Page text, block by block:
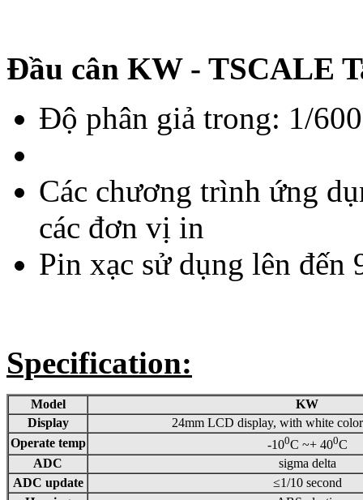
Đầu cân KW - TSCALE
Độ phân giả trong: 1/
Các chương trình ứng
các đơn vị in
Pin xạc sử dụng lên đến
Specification:
Model
KW
Display
24mm LCD display, with white
Operate temp
-100C ~+ 400C
ADC
sigma delta
ADC update
≤1/10 second